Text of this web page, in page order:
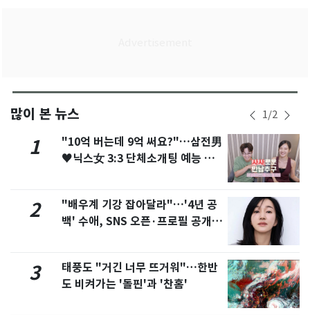
많이 본 뉴스 1/2
1
"10억 버는데 9억 써요?"…삼전男
♥닉스女 3:3 단체소개팅 예능 화
2
"배우계 기강 잡아달라"…'4년 공
백' 수애, SNS 오픈·프로필 공개
3
태풍도 "거긴 너무 뜨거워"…한반
도 비켜가는 '돌핀'과 '찬홈'